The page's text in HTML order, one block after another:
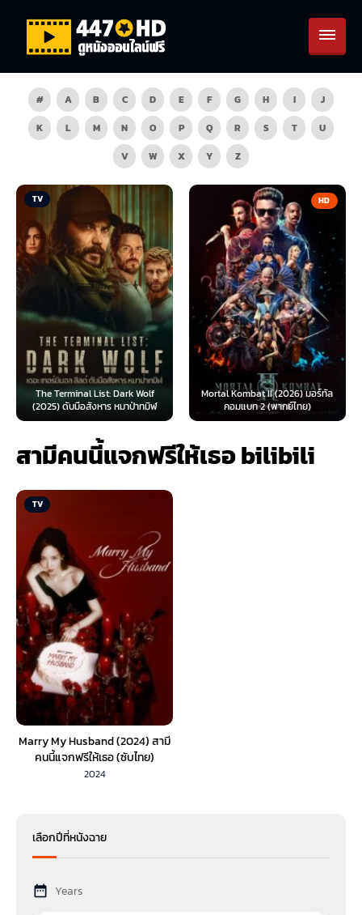
# A B C D E F G H I
J
K
L M N O P Q R S T
U
V
W X Y Z
TV
The Terminal List: Dark Wolf
(2025) ดับมือสังหาร หมาป่าทมิฬ
HD
Mortal Kombat II (2026) มอร์ทัล
คอมแบท 2 (พากย์ไทย)
สามีคนนี้แจกฟรีให้เธอ bilibili
TV
Marry My Husband (2024) สามี
คนนี้แจกฟรีให้เธอ (ซับไทย)
2024
เลือกปีที่หนังฉาย
Years